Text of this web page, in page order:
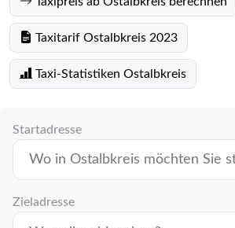
Taxitarif Ostalbkreis 2023
Taxi-Statistiken Ostalbkreis
Startadresse
Zieladresse